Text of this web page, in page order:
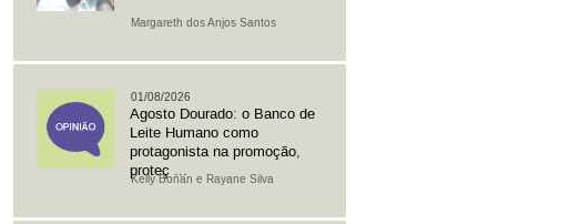
Margareth dos Anjos Santos
Kelly Bonan e Rayane Silva
01/08/2026
Agosto Dourado: o Banco de
Leite Humano como
protagonista na promoção,
proteç ...